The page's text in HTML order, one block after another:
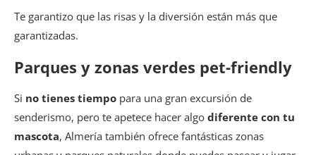
Te garantizo que las risas y la diversión están más que
garantizadas.
Parques y zonas verdes pet-friendly
Si no tienes tiempo para una gran excursión de
senderismo, pero te apetece hacer algo diferente con tu
mascota, Almería también ofrece fantásticas zonas